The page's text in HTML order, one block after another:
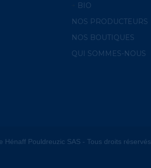
BIO
NOS PRODUCTEURS
NOS BOUTIQUES
QUI SOMMES-NOUS
Hénaff Pouldreuzic SAS - Tous droits réservés